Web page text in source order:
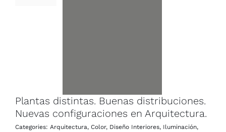
Plantas distintas. Buenas distribuciones.
Nuevas configuraciones en Arquitectura.
Categories: Arquitectura, Color, Diseño Interiores, Iluminación,